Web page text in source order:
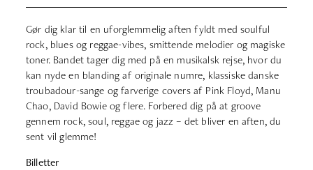
Gør dig klar til en uforglemmelig aften fyldt med soulful
rock, blues og reggae-vibes, smittende melodier og magiske
toner. Bandet tager dig med på en musikalsk rejse, hvor du
kan nyde en blanding af originale numre, klassiske danske
troubadour-sange og farverige covers af Pink Floyd, Manu
Chao, David Bowie og flere. Forbered dig på at groove
gennem rock, soul, reggae og jazz – det bliver en aften, du
sent vil glemme!
Billetter